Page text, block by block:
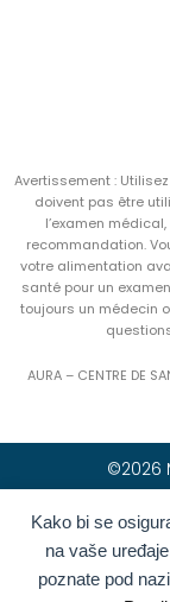
Kako bi se
na vaše
poznate pod
Avertissement :
doivent pas être
l’examen
recommandation.
votre alimentation
santé pour un
toujours un médecin
AURA – CENTRE DE
©2026
Deutsch